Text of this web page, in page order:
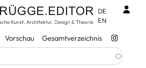
Vorschau Gesamtverzeichnis
DE
EN
Pfadnavigation
Startseite Katalog